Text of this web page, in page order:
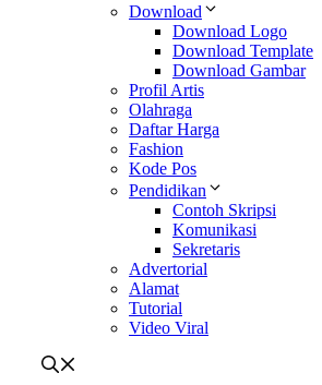
Download
Download Logo
Download Template
Download Gambar
Profil Artis
Olahraga
Daftar Harga
Fashion
Kode Pos
Pendidikan
Contoh Skripsi
Komunikasi
Sekretaris
Advertorial
Alamat
Tutorial
Video Viral